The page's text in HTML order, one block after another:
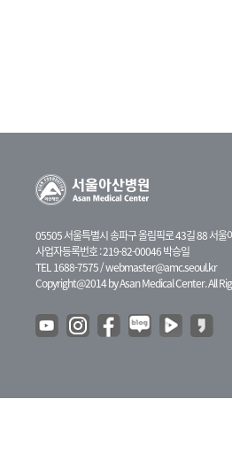
05505 서울특별시 송파구 올림픽로 43길 88 서울
사업자등록번호 : 219-82-00046 박승일
TEL 1688-7575 /webmaster@amc.seoul.kr
Copyright@2014 by Asan Medical Center. All